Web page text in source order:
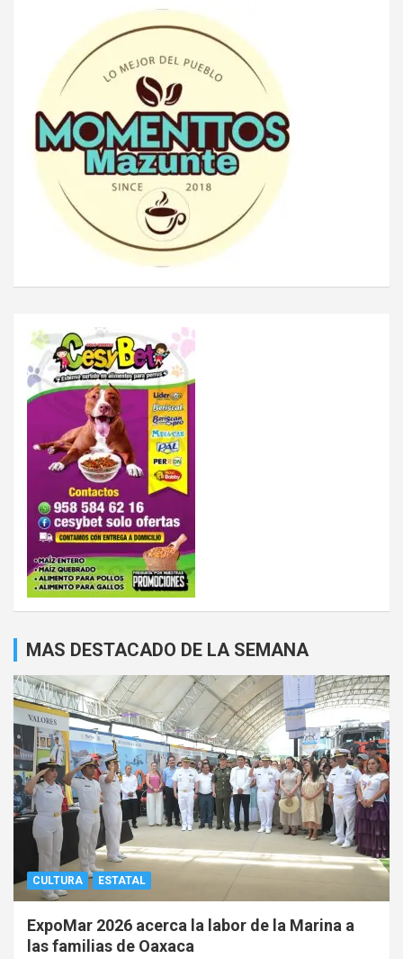
MAS DESTACADO DE LA SEMANA
CULTURA ESTATAL
ExpoMar 2026 acerca la labor de la Marina a
las familias de Oaxaca